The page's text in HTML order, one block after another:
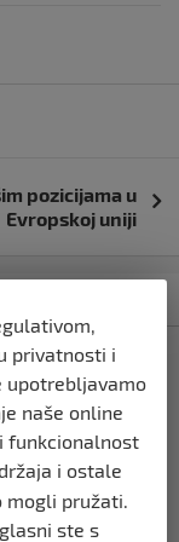
pozicijama u
Evropskoj uniji
oko ukidanja
privatnosti i
upotrebljavamo
naše online
funkcionalnost
i ostale
pružati.
ste s